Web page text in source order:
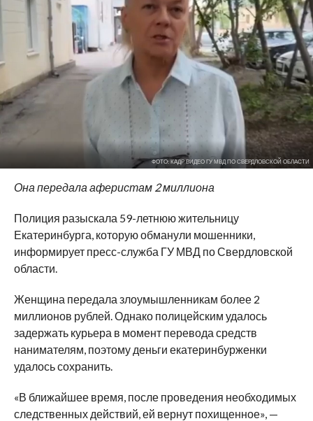
ФОТО: КАДР ВИДЕО ГУ МВД ПО СВЕРДЛОВСКОЙ ОБЛАСТИ
Она передала аферистам 2 миллиона
Полиция разыскала 59-летнюю жительницу
Екатеринбурга, которую обманули мошенники,
информирует пресс-служба ГУ МВД по Свердловской
области.
Женщина передала злоумышленникам более 2
миллионов рублей. Однако полицейским удалось
задержать курьера в момент перевода средств
нанимателям, поэтому деньги екатеринбурженки
удалось сохранить.
«В ближайшее время, после проведения необходимых
следственных действий, ей вернут похищенное», —